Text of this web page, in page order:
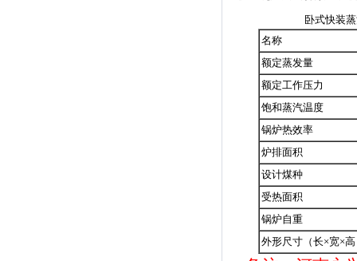
卧式快装
名称
额定蒸发量
额定工作压力
饱和蒸汽温度
锅炉热效率
炉排面积
设计煤种
受热面积
锅炉自重
外形尺寸（长×宽×